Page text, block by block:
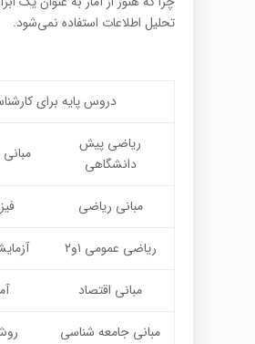
تحلیل اطلاعات استفاده نمی‌شود.
دروس پایه برای
ریاضی پیش
دانشگاهی
مبانی ریاضی
ریاضی عمومی ۱و۲
مبانی اقتصاد
مبانی جامعه شناسی